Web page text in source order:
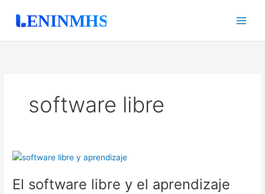
software libre
El software libre y el aprendizaje
El
libre